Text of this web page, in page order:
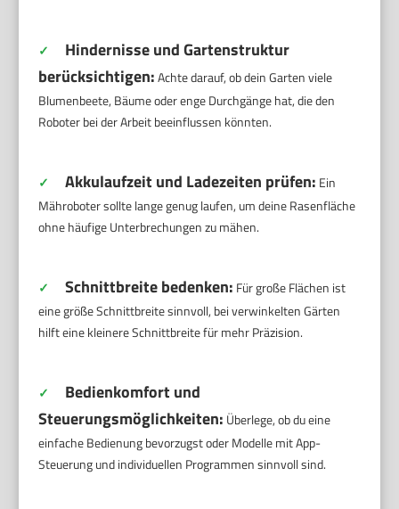
✓
Hindernisse und Gartenstruktur
berücksichtigen:Achte darauf, ob dein Garten viele
Blumenbeete, Bäume oder enge Durchgänge hat, die den
Roboter bei der Arbeit beeinflussen könnten.
✓ Akkulaufzeit und Ladezeiten prüfen: Ein
Mähroboter sollte lange genug laufen, um deine Rasenfläche
ohne häufige Unterbrechungen zu mähen.
✓ Schnittbreite bedenken: Für große Flächen ist
eine größe Schnittbreite sinnvoll, bei verwinkelten Gärten
hilft eine kleinere Schnittbreite für mehr Präzision.
✓
Bedienkomfort und
Steuerungsmöglichkeiten: Überlege, ob du eine
einfache Bedienung bevorzugst oder Modelle mit App-
Steuerung und individuellen Programmen sinnvoll sind.